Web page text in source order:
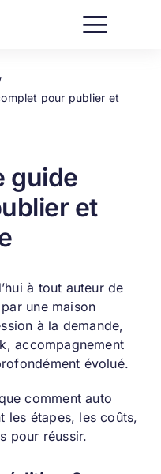
pour publier et
guide
et
à tout auteur de
une maison
à la demande,
accompagnement
évolué.
comment auto
les étapes, les coûts,
pour réussir.